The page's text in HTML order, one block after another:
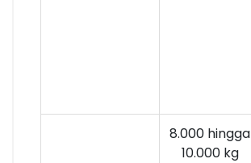
8.000 hingga
10.000 kg